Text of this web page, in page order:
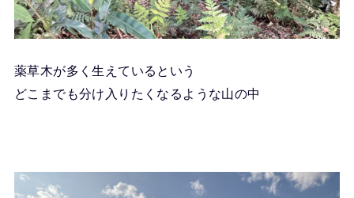
薬草木が多く生えているという
どこまでも分け入りたくなるような山の中